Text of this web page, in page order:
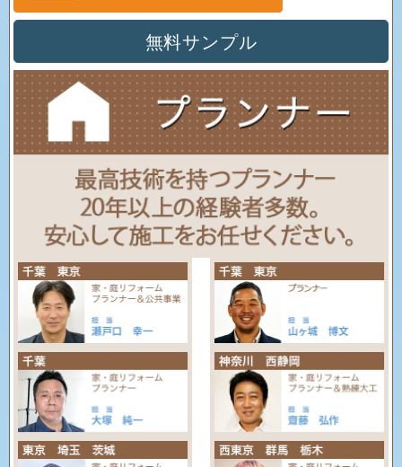
無料サンプル